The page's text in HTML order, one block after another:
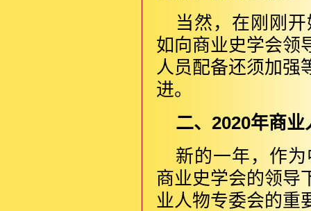
当然，在刚刚
如向商业史学会领
人员配备还须加强
进。
二、2020年商
新的一年，作
商业史学会的领导
业人物专委会的重